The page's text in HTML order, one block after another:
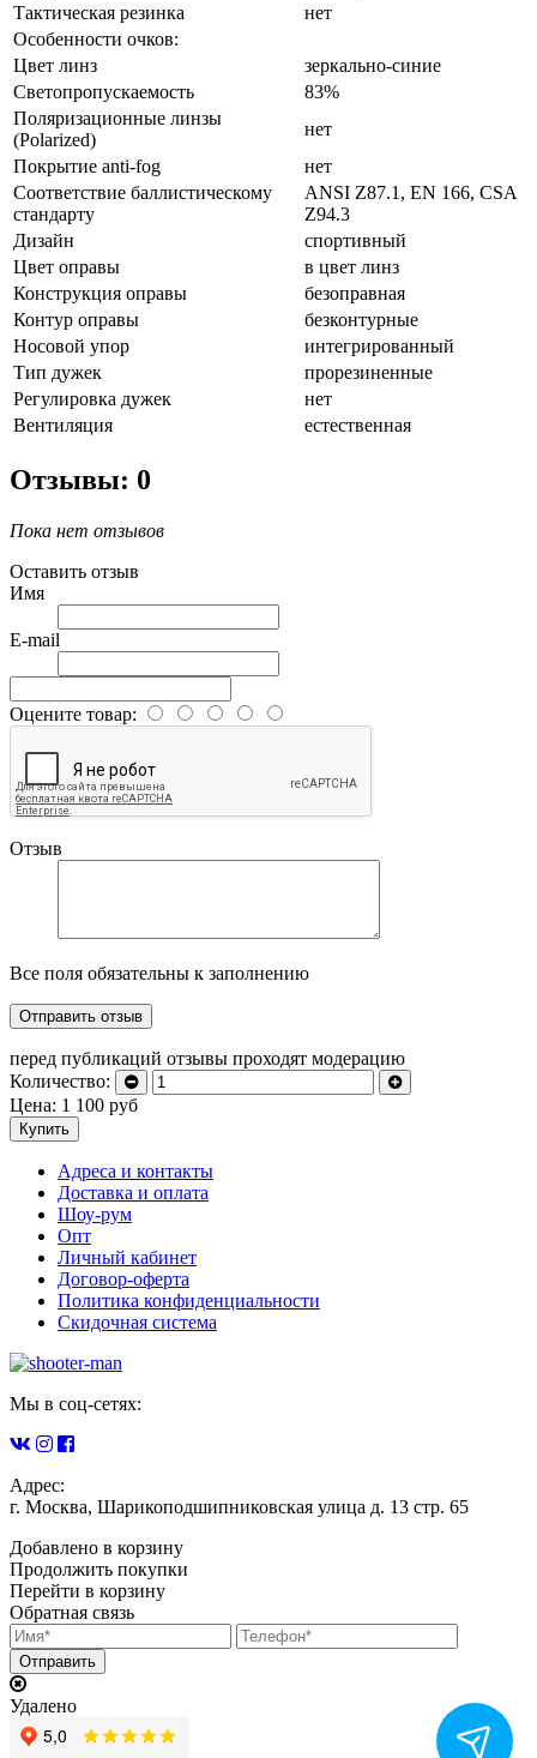
Тактическая резинка
нет
Особенности очков:
Цвет линз
зеркально-синие
Светопропускаемость
83%
Поляризационные линзы
(Polarized)
нет
Покрытие anti-fog
нет
Соответствие баллистическому
стандарту
ANSI Z87.1, EN 166, CSA
Z94.3
Дизайн
спортивный
Цвет оправы
в цвет линз
Конструкция оправы
безоправная
Контур оправы
безконтурные
Носовой упор
интегрированный
Тип дужек
прорезиненные
Регулировка дужек
нет
Вентиляция
естественная
Отзывы: 0
Пока нет отзывов
Оставить отзыв
Имя
E-mail
Оцените товар:
Отзыв
Все поля обязательны к заполнению
перед публикаций отзывы проходят модерацию
Количество:
Цена: 1 100 руб
Купить
Адреса и контакты
Доставка и оплата
Шоу-рум
Опт
Личный кабинет
Договор-оферта
Политика конфиденциальности
Скидочная система
Мы в соц-сетях:
Адрес:
г. Москва, Шарикоподшипниковская улица д. 13 стр. 65
Добавлено в корзину
Продолжить покупки
Перейти в корзину
Обратная связь
Удалено